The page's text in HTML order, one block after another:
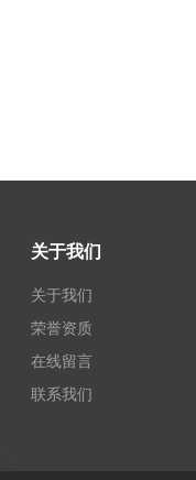
关于我们
关于我们
荣誉资质
在线留言
联系我们